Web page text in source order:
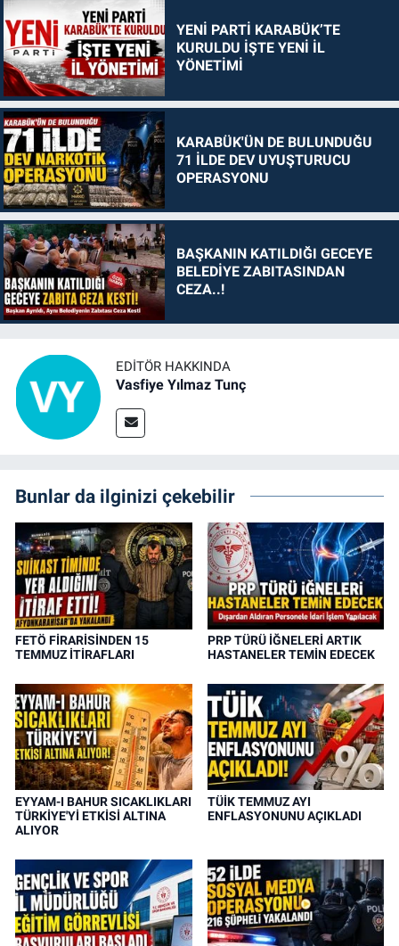
YENİ PARTİ KARABÜK’TE
KURULDU İŞTE YENİ İL
YÖNETİMİ
KARABÜK'ÜN DE BULUNDUĞU
71 İLDE DEV UYUŞTURUCU
OPERASYONU
BAŞKANIN KATILDIĞI GECEYE
BELEDİYE ZABITASINDAN
CEZA..!
EDITÖR HAKKINDA
Vasfiye Yılmaz Tunç
Bunlar da ilginizi çekebilir
FETÖ FİRARİSİNDEN 15
TEMMUZ İTİRAFLARI
PRP TÜRÜ İĞNELERİ ARTIK
HASTANELER TEMİN EDECEK
EYYAM-I BAHUR SICAKLIKLARI
TÜRKİYE'Yİ ETKİSİ ALTINA
ALIYOR
TÜİK TEMMUZ AYI
ENFLASYONUNU AÇIKLADI